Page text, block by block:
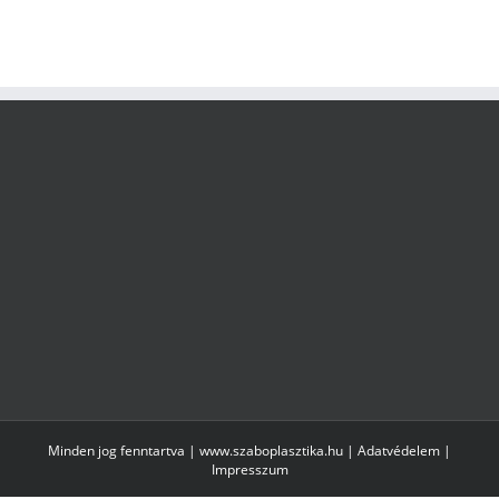
Minden jog fenntartva | www.szaboplasztika.hu | Adatvédelem |
Impresszum